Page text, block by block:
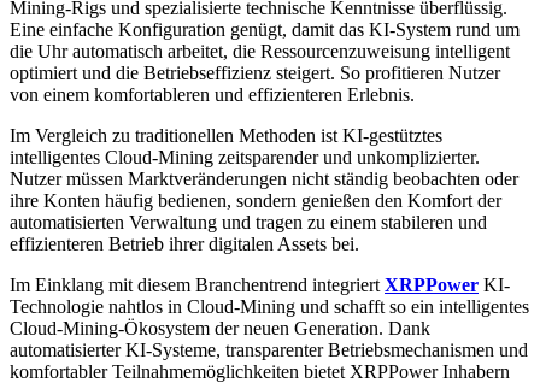
Mining-Rigs und spezialisierte technische Kenntnisse überflüssig.
Eine einfache Konfiguration genügt, damit das KI-System rund um
die Uhr automatisch arbeitet, die Ressourcenzuweisung intelligent
optimiert und die Betriebseffizienz steigert. So profitieren Nutzer
von einem komfortableren und effizienteren Erlebnis.
Im Vergleich zu traditionellen Methoden ist KI-gestütztes
intelligentes Cloud-Mining zeitsparender und unkomplizierter.
Nutzer müssen Marktveränderungen nicht ständig beobachten oder
ihre Konten häufig bedienen, sondern genießen den Komfort der
automatisierten Verwaltung und tragen zu einem stabileren und
effizienteren Betrieb ihrer digitalen Assets bei.
Im Einklang mit diesem Branchentrend integriert XRPPower KI-
Technologie nahtlos in Cloud-Mining und schafft so ein intelligentes
Cloud-Mining-Ökosystem der neuen Generation. Dank
automatisierter KI-Systeme, transparenter Betriebsmechanismen und
komfortabler Teilnahmemöglichkeiten bietet XRPPower Inhabern